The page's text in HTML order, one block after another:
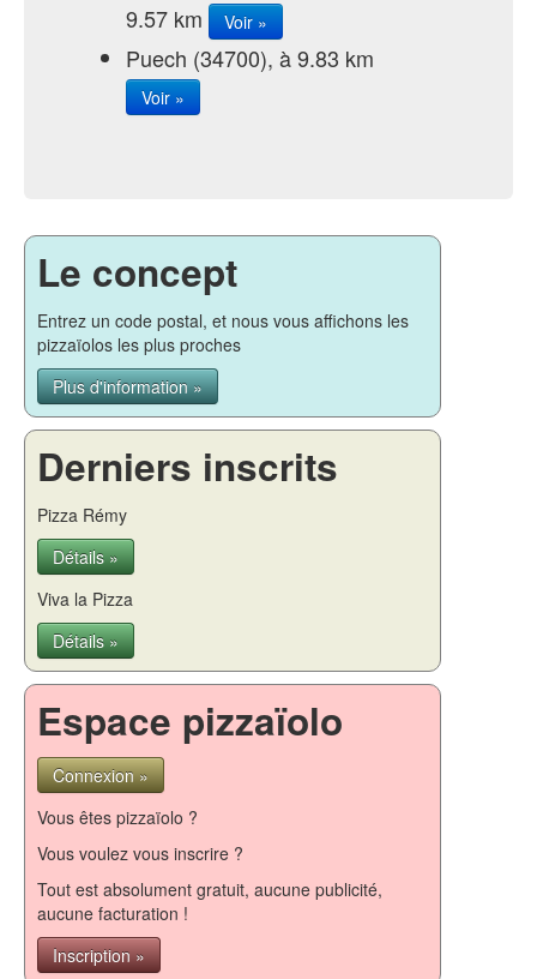
9.57 km
Voir »
Puech (34700), à 9.83 km
Voir »
Le concept
Entrez un code postal, et nous vous affichons les
pizzaïolos les plus proches
Plus d'information »
Derniers inscrits
Pizza Rémy
Détails »
Viva la Pizza
Détails »
Espace pizzaïolo
Connexion »
Vous êtes pizzaïolo ?
Vous voulez vous inscrire ?
Tout est absolument gratuit, aucune publicité,
aucune facturation !
Inscription »